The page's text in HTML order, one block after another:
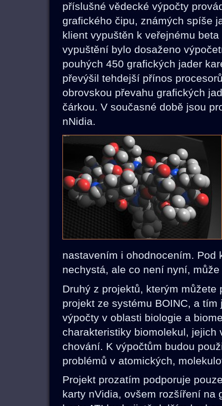
příslušné vědecké výpočty
grafického čipu, známých spíše
klient vypuštěn k veřejnému
vypuštění bylo dosaženo
pouhých 450 grafických jader
převýšil tehdejší přínos
obrovskou převahu grafických
čárkou. V současné době jsou
nNidia.
nastavením i ohodnocením. Pod
nechystá, ale co není nyní,
Druhý z projektů, kterým
projekt ze systému BOINC, a
výpočty v oblasti biologie a
charakteristiky biomolekul,
chování. K výpočtům budou
problémů v atomických,
Projekt prozatím podporuje
karty nVidia, ovšem rozšíření na